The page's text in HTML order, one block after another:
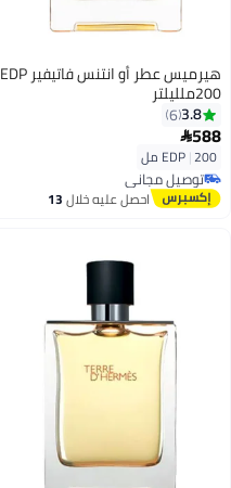
هيرميس عطر أو انتنس فاتيفير EDP
200ملليلتر
3.8
6
588
EDP|200 مل
توصيل مجاني
توصيل مجانياحصل عليه خلال13